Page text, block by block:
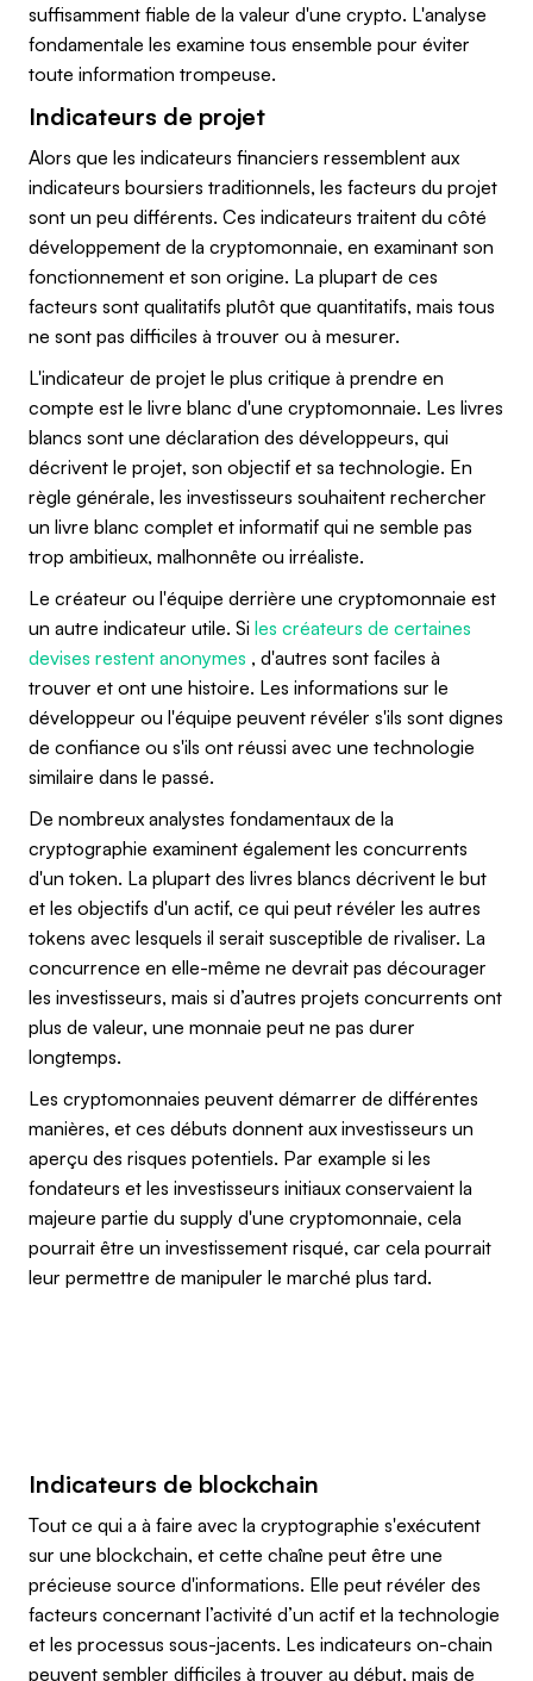
suffisamment fiable de la valeur d'une crypto. L'analyse
fondamentale les examine tous ensemble pour éviter
toute information trompeuse.
Indicateurs de projet
Alors que les indicateurs financiers ressemblent aux
indicateurs boursiers traditionnels, les facteurs du projet
sont un peu différents. Ces indicateurs traitent du côté
développement de la cryptomonnaie, en examinant son
fonctionnement et son origine. La plupart de ces
facteurs sont qualitatifs plutôt que quantitatifs, mais tous
ne sont pas difficiles à trouver ou à mesurer.
L'indicateur de projet le plus critique à prendre en
compte est le livre blanc d'une cryptomonnaie. Les livres
blancs sont une déclaration des développeurs, qui
décrivent le projet, son objectif et sa technologie. En
règle générale, les investisseurs souhaitent rechercher
un livre blanc complet et informatif qui ne semble pas
trop ambitieux, malhonnête ou irréaliste.
Le créateur ou l'équipe derrière une cryptomonnaie est
un autre indicateur utile. Si les créateurs de certaines
devises restent anonymes , d'autres sont faciles à
trouver et ont une histoire. Les informations sur le
développeur ou l'équipe peuvent révéler s'ils sont dignes
de confiance ou s'ils ont réussi avec une technologie
similaire dans le passé.
De nombreux analystes fondamentaux de la
cryptographie examinent également les concurrents
d'un token. La plupart des livres blancs décrivent le but
et les objectifs d'un actif, ce qui peut révéler les autres
tokens avec lesquels il serait susceptible de rivaliser. La
concurrence en elle-même ne devrait pas décourager
les investisseurs, mais si d’autres projets concurrents ont
plus de valeur, une monnaie peut ne pas durer
longtemps.
Les cryptomonnaies peuvent démarrer de différentes
manières, et ces débuts donnent aux investisseurs un
aperçu des risques potentiels. Par example si les
fondateurs et les investisseurs initiaux conservaient la
majeure partie du supply d'une cryptomonnaie, cela
pourrait être un investissement risqué, car cela pourrait
leur permettre de manipuler le marché plus tard.
Indicateurs de blockchain
Tout ce qui a à faire avec la cryptographie s'exécutent
sur une blockchain, et cette chaîne peut être une
précieuse source d'informations. Elle peut révéler des
facteurs concernant l’activité d’un actif et la technologie
et les processus sous-jacents. Les indicateurs on-chain
peuvent sembler difficiles à trouver au début, mais de